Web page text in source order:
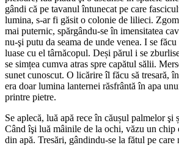
gândi că pe tavanul întunecat pe care
lumina, s-ar fi găsit o colonie de lilieci.
mai puternic, spărgându-se în imensitatea
nu-şi putu da seama de unde venea. I se
luase cu el târnăcopul. Deși părul i se
se simțea cumva atras spre capătul sălii.
sunet cunoscut. O licărire îl făcu să tresară,
era doar lumina lanternei răsfrântă în apa
printre pietre.
Se aplecă, luă apă rece în căușul palmelor şi
Când îşi luă mâinile de la ochi, văzu un
din apă. Tresări, gândindu-se la fătul pe care